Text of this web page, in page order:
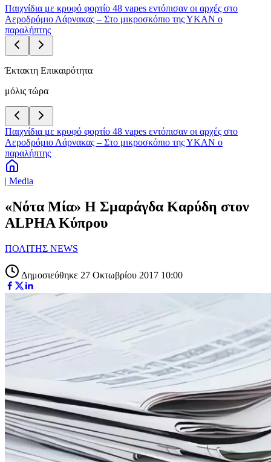
Παιχνίδια με κρυφό φορτίο 48 vapes εντόπισαν οι αρχές στο
Αεροδρόμιο Λάρνακας – Στο μικροσκόπιο της ΥΚΑΝ ο
παραλήπτης
Έκτακτη Επικαιρότητα
μόλις τώρα
Παιχνίδια με κρυφό φορτίο 48 vapes εντόπισαν οι αρχές στο
Αεροδρόμιο Λάρνακας – Στο μικροσκόπιο της ΥΚΑΝ ο
παραλήπτης
| Media
«Νότα Μία» Η Σμαράγδα Καρύδη στον
ALPHA Κύπρου
ΠΟΛΙΤΗΣ NEWS
Δημοσιεύθηκε 27 Οκτωβρίου 2017 10:00